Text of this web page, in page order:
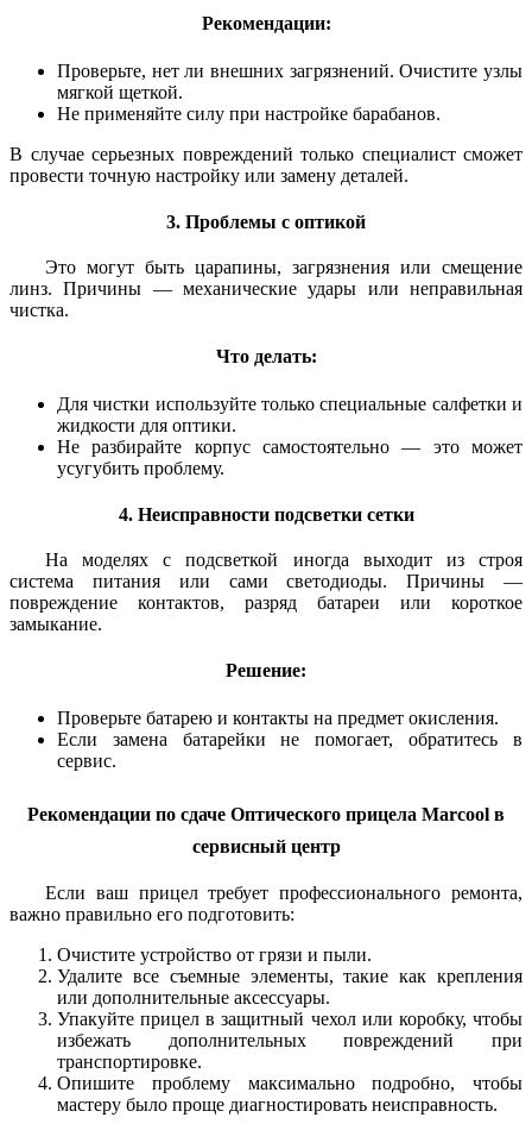
Рекомендации:
Проверьте, нет ли внешних загрязнений. Очистите узлы
мягкой щеткой.
Не применяйте силу при настройке барабанов.
В случае серьезных повреждений только специалист сможет
провести точную настройку или замену деталей.
3. Проблемы с оптикой
Это могут быть царапины, загрязнения или смещение
линз. Причины — механические удары или неправильная
чистка.
Что делать:
Для чистки используйте только специальные салфетки и
жидкости для оптики.
Не разбирайте корпус самостоятельно — это может
усугубить проблему.
4. Неисправности подсветки сетки
На моделях с подсветкой иногда выходит из строя
система питания или сами светодиоды. Причины —
повреждение контактов, разряд батареи или короткое
замыкание.
Решение:
Проверьте батарею и контакты на предмет окисления.
Если замена батарейки не помогает, обратитесь в
сервис.
Рекомендации по сдаче Оптического прицела Marcool в
сервисный центр
Если ваш прицел требует профессионального ремонта,
важно правильно его подготовить:
Очистите устройство от грязи и пыли.
Удалите все съемные элементы, такие как крепления
или дополнительные аксессуары.
Упакуйте прицел в защитный чехол или коробку, чтобы
избежать дополнительных повреждений при
транспортировке.
Опишите проблему максимально подробно, чтобы
мастеру было проще диагностировать неисправность.